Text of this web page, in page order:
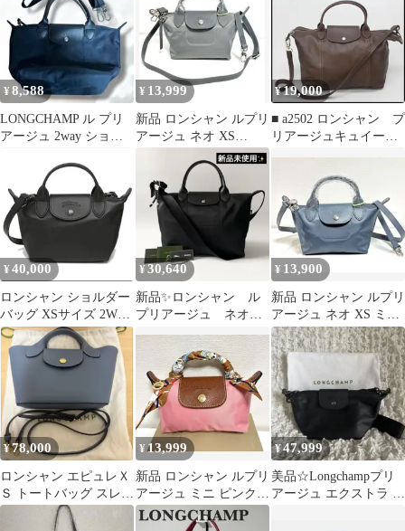
¥8,588
LONGCHAMP ル プリ
アージュ 2way ショル
¥ 13,999
新品 ロンシャン ルプリ
アージュ ネオ XS
2WAY セメントグレー
¥19,000
■ a2502 ロンシャン プ
リアージュキュイール
¥ 40,000
ロンシャン ショルダー
バッグ XSサイズ 2WAY
LONGCHAMP
¥ 30,640
新品✨ロンシャン ル
プリアージュ ネオ
ショルダーバッグ ブ
ラック ナイロン
¥ 13,900
新品 ロンシャン ルプリ
アージュ ネオ XS ミス
トブルー シルバー金具
2WAY
¥78,000
ロンシャン エピュレＸ
Ｓ トートバッグ スレー
ト ブルー (レザー)
¥13,999
新品 ロンシャン ルプリ
アージュ ミニ ピンク
ショルダー2WAY スカ
¥47,999
美品☆Longchampプリ
アージュ エクストラ シ